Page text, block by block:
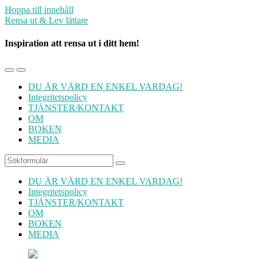
Hoppa till innehåll
Rensa ut & Lev lättare
Inspiration att rensa ut i ditt hem!
Slå
mobilmenyn
Slå
på/av
sökfältet
DU ÄR VÄRD EN ENKEL VARDAG!
Integritetspolicy
TJÄNSTER/KONTAKT
OM
BOKEN
MEDIA
Sök
DU ÄR VÄRD EN ENKEL VARDAG!
Integritetspolicy
TJÄNSTER/KONTAKT
OM
BOKEN
MEDIA